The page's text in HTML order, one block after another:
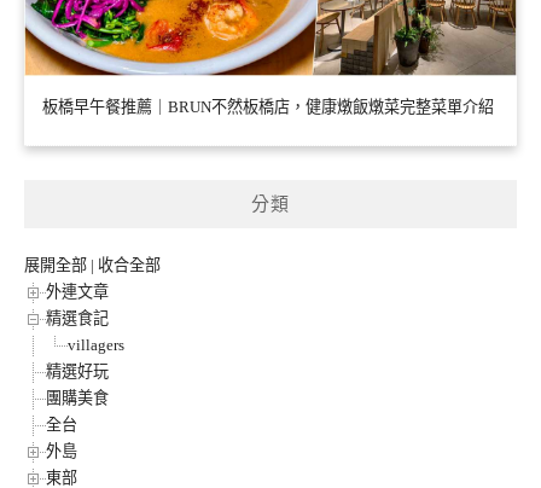
板橋早午餐推薦｜BRUN不然板橋店，健康燉飯燉菜完整菜單介紹
分類
展開全部 | 收合全部
外連文章
精選食記
villagers
精選好玩
團購美食
全台
外島
東部